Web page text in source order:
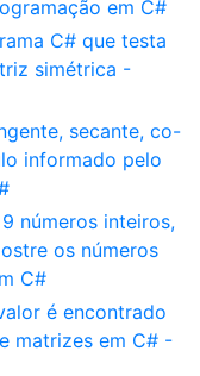
em C#
C# que testa
simétrica -
secante, co-
informado pelo
números inteiros,
os números
C#
é encontrado
matrizes em C# -